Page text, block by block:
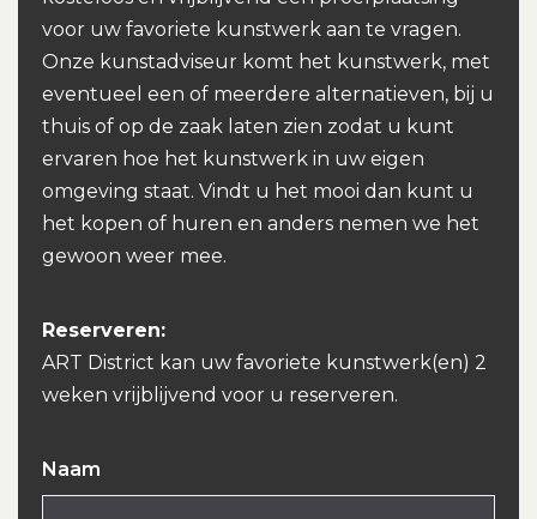
voor uw favoriete kunstwerk aan te vragen.
Onze kunstadviseur komt het kunstwerk, met
eventueel een of meerdere alternatieven, bij u
thuis of op de zaak laten zien zodat u kunt
ervaren hoe het kunstwerk in uw eigen
omgeving staat. Vindt u het mooi dan kunt u
het kopen of huren en anders nemen we het
gewoon weer mee.
Reserveren:
ART District kan uw favoriete kunstwerk(en) 2
weken vrijblijvend voor u reserveren.
Naam